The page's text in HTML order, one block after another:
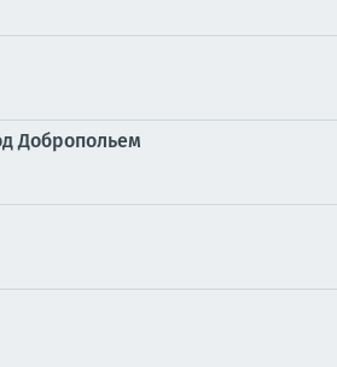
Добропольем